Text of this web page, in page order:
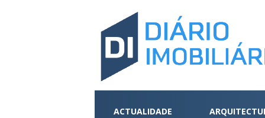
ACTUALIDADE